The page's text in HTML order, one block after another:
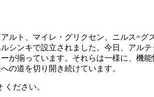
ルト、マイレ・グリクセン、ニルス=
シンキで設立されました。今日、アル
が揃っています。それらは一様に、機
の道を切り開き続けています。
ください。